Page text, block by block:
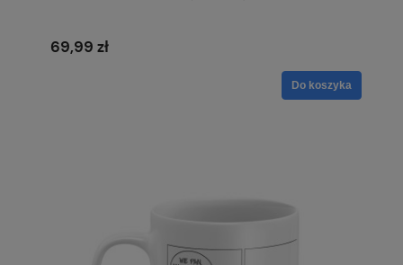
69,99 zł
Do koszyka